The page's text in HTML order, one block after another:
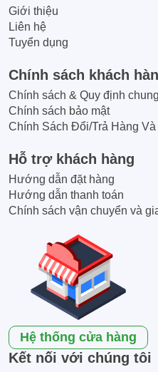
Giới thiệu
Liên hệ
Tuyển dụng
Chính sách khách
Chính sách & Quy định chung
Chính sách bảo mật
Chính Sách Đổi/Trả Hàng Và
Hỗ trợ khách hàng
Hướng dẫn đặt hàng
Hướng dẫn thanh toán
Chính sách vận chuyển và
Hệ thống cửa hàng
Kết nối với chúng tôi